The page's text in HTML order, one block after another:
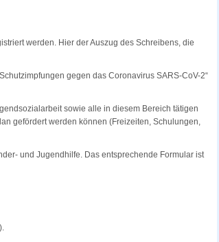
werden. Hier der Auszug des Schreibens, die
gegen das Coronavirus SARS-CoV-2“
sowie alle in diesem Bereich tätigen
gefördert werden können (Freizeiten, Schulungen,
und Jugendhilfe. Das entsprechende Formular ist